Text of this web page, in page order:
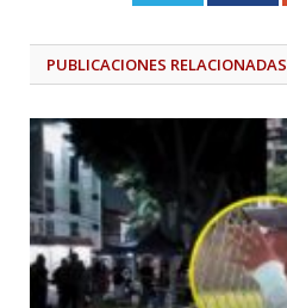
PUBLICACIONES RELACIONADAS